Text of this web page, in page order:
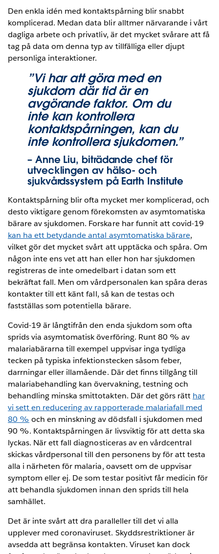
Den enkla idén med kontaktspårning blir snabbt
komplicerad. Medan data blir alltmer närvarande i vårt
dagliga arbete och privatliv, är det mycket svårare att få
tag på data om denna typ av tillfälliga eller djupt
personliga interaktioner.
”Vi har att göra med en
sjukdom där tid är en
avgörande faktor. Om du
inte kan kontrollera
kontaktspårningen, kan du
inte kontrollera sjukdomen.”
– Anne Liu, biträdande chef för
utvecklingen av hälso- och
sjukvårdssystem på Earth Institute
Kontaktspårning blir ofta mycket mer komplicerad, och
desto viktigare genom förekomsten av asymtomatiska
bärare av sjukdomen. Forskare har funnit att covid-19
kan ha ett betydande antal asymtomatiska bärare,
vilket gör det mycket svårt att upptäcka och spåra. Om
någon inte ens vet att han eller hon har sjukdomen
registreras de inte omedelbart i datan som ett
bekräftat fall. Men om vårdpersonalen kan spåra deras
kontakter till ett känt fall, så kan de testas och
fastställas som potentiella bärare.
Covid-19 är långtifrån den enda sjukdom som ofta
sprids via asymtomatisk överföring. Runt 80 % av
malariabärarna till exempel uppvisar inga tydliga
tecken på typiska infektionstecken såsom feber,
darrningar eller illamående. Där det finns tillgång till
malariabehandling kan övervakning, testning och
behandling minska smittotakten. Där det görs rätt har
vi sett en reducering av rapporterade malariafall med
80 % och en minskning av dödsfall i sjukdomen med
90 %. Kontaktspårningen är livsviktig för att detta ska
lyckas. När ett fall diagnosticeras av en vårdcentral
skickas vårdpersonal till den personens by för att testa
alla i närheten för malaria, oavsett om de uppvisar
symptom eller ej. De som testar positivt får medicin för
att behandla sjukdomen innan den sprids till hela
samhället.
Det är inte svårt att dra paralleller till det vi alla
upplever med coronaviruset. Skyddsrestriktioner är
avsedda att begränsa kontakten. Viruset kan dock